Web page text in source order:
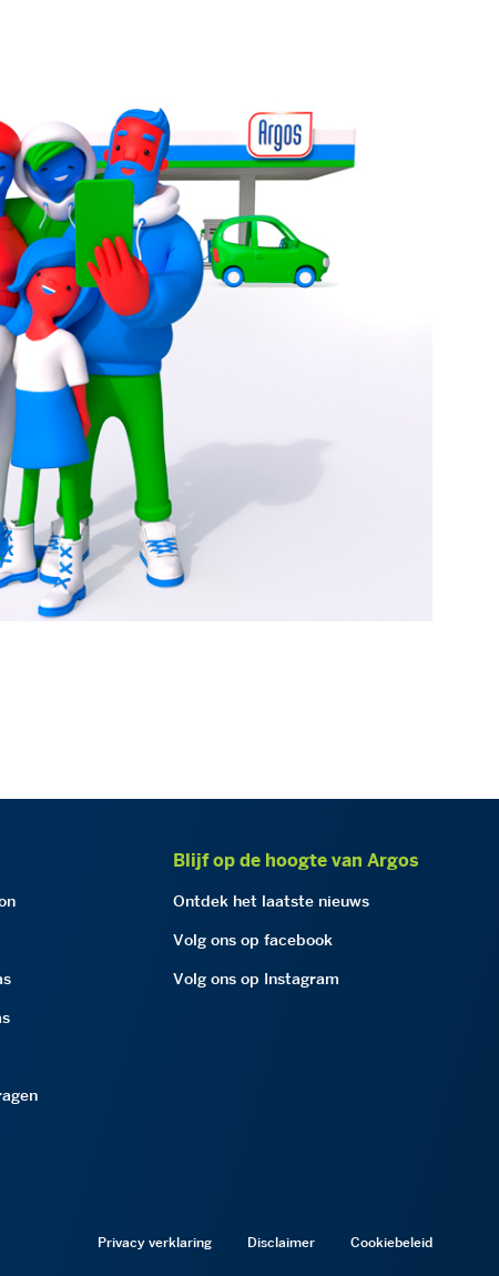
Blijf op de hoogte van Argos
Ontdek het laatste nieuws
Volg ons op facebook
Volg ons op Instagram
Privacy verklaring Disclaimer Cookiebeleid